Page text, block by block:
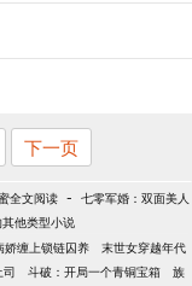
下一页
全文阅读 - 七零军婚：双面美人
他类型小说
娇缠上锁链囚养
末世女穿越年代
司 斗破：开局一个青铜宝箱
族